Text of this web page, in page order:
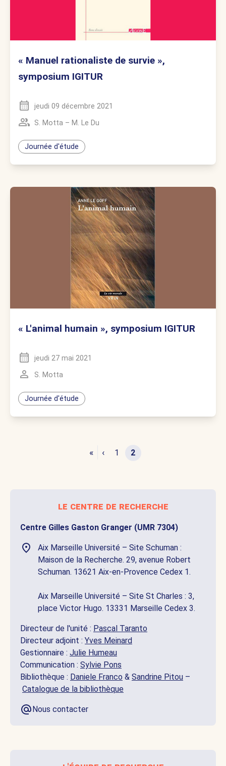
« Manuel rationaliste de survie »,
symposium IGITUR
jeudi 09 décembre 2021
S. Motta – M. Le Du
Journée d'étude
« L'animal humain », symposium IGITUR
jeudi 27 mai 2021
S. Motta
Journée d'étude
« ‹ 1 2
le centre de recherche
Centre Gilles Gaston Granger (UMR 7304)
Aix Marseille Université – Site Schuman :
Maison de la Recherche. 29, avenue Robert
Schuman. 13621 Aix-en-Provence Cedex 1.
Aix Marseille Université – Site St Charles : 3,
place Victor Hugo. 13331 Marseille Cedex 3.
Directeur de l'unité : Pascal Taranto
Directeur adjoint : Yves Meinard
Gestionnaire : Julie Humeau
Communication : Sylvie Pons
Bibliothèque : Daniele Franco & Sandrine Pitou –
Catalogue de la bibliothèque
Nous contacter